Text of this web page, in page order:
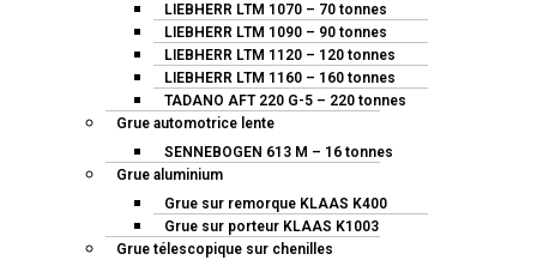
LIEBHERR LTM 1070 – 70 tonnes
LIEBHERR LTM 1090 – 90 tonnes
LIEBHERR LTM 1120 – 120 tonnes
LIEBHERR LTM 1160 – 160 tonnes
TADANO AFT 220 G-5 – 220 tonnes
Grue automotrice lente
SENNEBOGEN 613 M – 16 tonnes
Grue aluminium
Grue sur remorque KLAAS K400
Grue sur porteur KLAAS K1003
Grue télescopique sur chenilles